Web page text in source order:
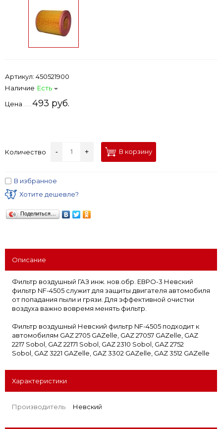
Артикул: 450521900
Наличие Есть
Цена
493 руб.
Количество - + В корзину
В избранное
Хотите дешевле?
Поделиться…
Описание
Фильтр воздушный ГАЗ инж. нов.обр. ЕВРО-3 Невский
фильтр NF-4505 служит для защиты двигателя автомобиля
от попадания пыли и грязи. Для эффективной очистки
воздуха важно вовремя менять фильтр.
Фильтр воздушный Невский фильтр NF-4505 подходит к
автомобилям GAZ 2705 GAZelle, GAZ 27057 GAZelle, GAZ
2217 Sobol, GAZ 22171 Sobol, GAZ 2310 Sobol, GAZ 2752
Sobol, GAZ 3221 GAZelle, GAZ 3302 GAZelle, GAZ 3512 GAZelle
Характеристики
Производитель Невский